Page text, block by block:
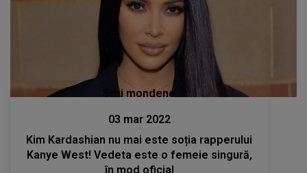
Stiri mondene
03 mar 2022
Kim Kardashian nu mai este soția rapperului
Kanye West! Vedeta este o femeie singură,
în mod oficial